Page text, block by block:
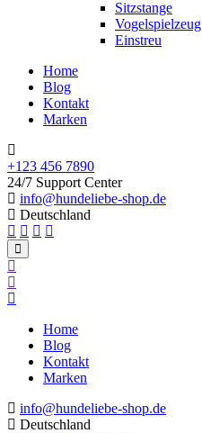
Sitzstange
Vogelspielzeug
Einstreu
Home
Blog
Kontakt
Marken
+123 456 7890
24/7 Support Center
info@hundeliebe-shop.de
Deutschland
Home
Blog
Kontakt
Marken
info@hundeliebe-shop.de
Deutschland